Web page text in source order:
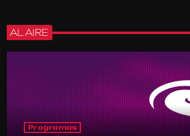
AL AIRE
Programas